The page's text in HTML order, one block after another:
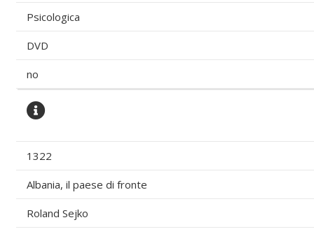
Psicologica
DVD
no
1322
Albania, il paese di fronte
Roland Sejko